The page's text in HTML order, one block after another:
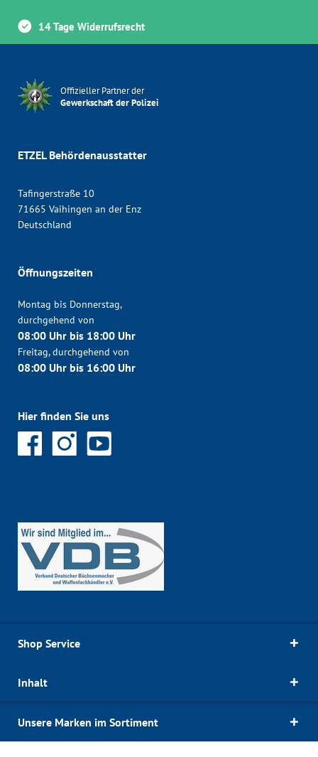
14 Tage Widerrufsrecht
Offizieller Partner der
Gewerkschaft der Polizei
ETZEL Behördenausstatter
Tafingerstraße 10
71665 Vaihingen an der Enz
Deutschland
Öffnungszeiten
Montag bis Donnerstag,
durchgehend von
08:00 Uhr bis 18:00 Uhr
Freitag, durchgehend von
08:00 Uhr bis 16:00 Uhr
Hier finden Sie uns
Shop Service
Inhalt
Unsere Marken im Sortiment